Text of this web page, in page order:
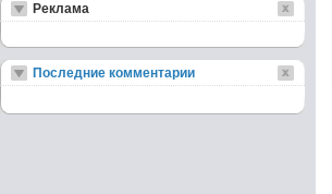
Реклама
Последние комментарии